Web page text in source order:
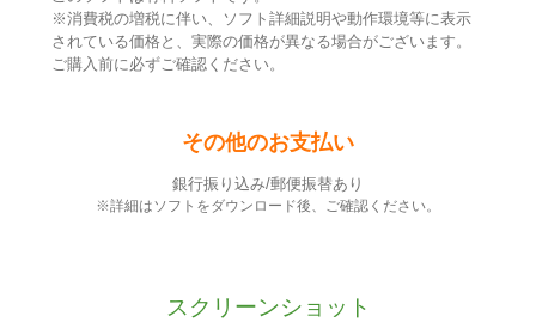
※消費税の増税に伴い、ソフト詳細説明や動作環境等に表示
されている価格と、実際の価格が異なる場合がございます。
ご購入前に必ずご確認ください。
その他のお支払い
銀行振り込み/郵便振替あり
※詳細はソフトをダウンロード後、ご確認ください。
スクリーンショット